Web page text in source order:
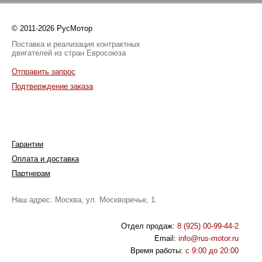
© 2011-2026 РусМотор
Поставка и реализация контрактных
двигателей из стран Евросоюза
Отправить запрос
Подтверждение заказа
Гарантии
Оплата и доставка
Партнерам
Наш адрес: Москва, ул. Москворечье, 1.
Отдел продаж: 8 (925) 00-99-44-2
Email: info@rus-motor.ru
Время работы: с 9:00 до 20:00